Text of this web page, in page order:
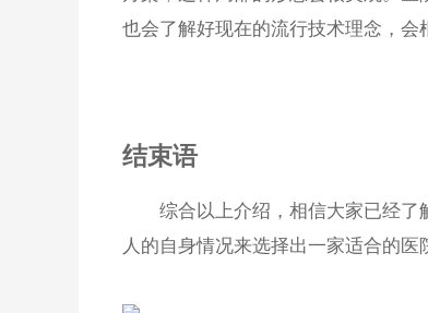
也会了解好现在的流行技术理念，会
结束语
综合以上介绍，相信大家已经了
人的自身情况来选择出一家适合的医